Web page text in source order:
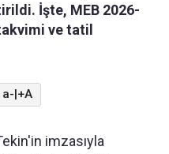
İşte, MEB 2026-
ve tatil
a-|+A
imzasıyla